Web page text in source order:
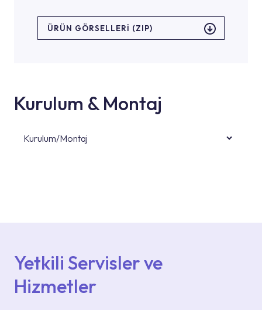
ÜRÜN GÖRSELLERI (ZIP)
Kurulum & Montaj
Kurulum/Montaj
Yetkili Servisler ve
Hizmetler